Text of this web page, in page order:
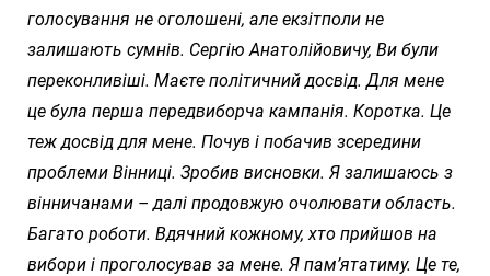
голосування не оголошені, але екзітполи не
залишають сумнів. Сергію Анатолійовичу, Ви були
переконливіші. Маєте політичний досвід. Для мене
це була перша передвиборча кампанія. Коротка. Це
теж досвід для мене. Почув і побачив зсередини
проблеми Вінниці. Зробив висновки. Я залишаюсь з
вінничанами – далі продовжую очолювати область.
Багато роботи. Вдячний кожному, хто прийшов на
вибори і проголосував за мене. Я пам’ятатиму. Це те,